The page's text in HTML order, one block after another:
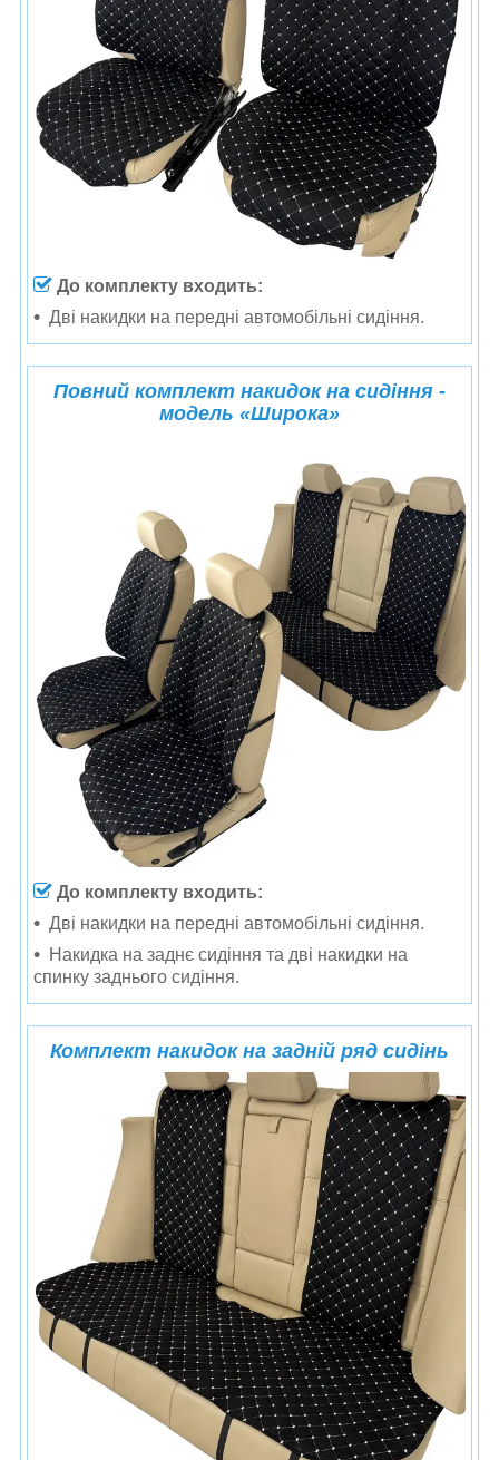
До комплекту входить:
Дві накидки на передні автомобільні сидіння.
Повний комплект накидок на сидіння -
модель «Широка»
До комплекту входить:
Дві накидки на передні автомобільні сидіння.
Накидка на заднє сидіння та дві накидки на
спинку заднього сидіння.
Комплект накидок на задній ряд сидінь